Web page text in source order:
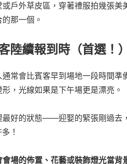
戶外草皮區，穿著禮服拍幾張
那一個。
陸續報到時（首選！）
常會比賓客早到場地一段時間
，光線如果是下午場更是漂亮。
最好的狀態——迎娶的緊張剛過去
！
場的佈置、花藝或裝飾燈光當